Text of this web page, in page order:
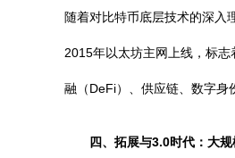
随着对比特币底层技术的深入
2015年以太坊主网上线，标
融（DeFi）、供应链、数字身
四、拓展与3.0时代：大